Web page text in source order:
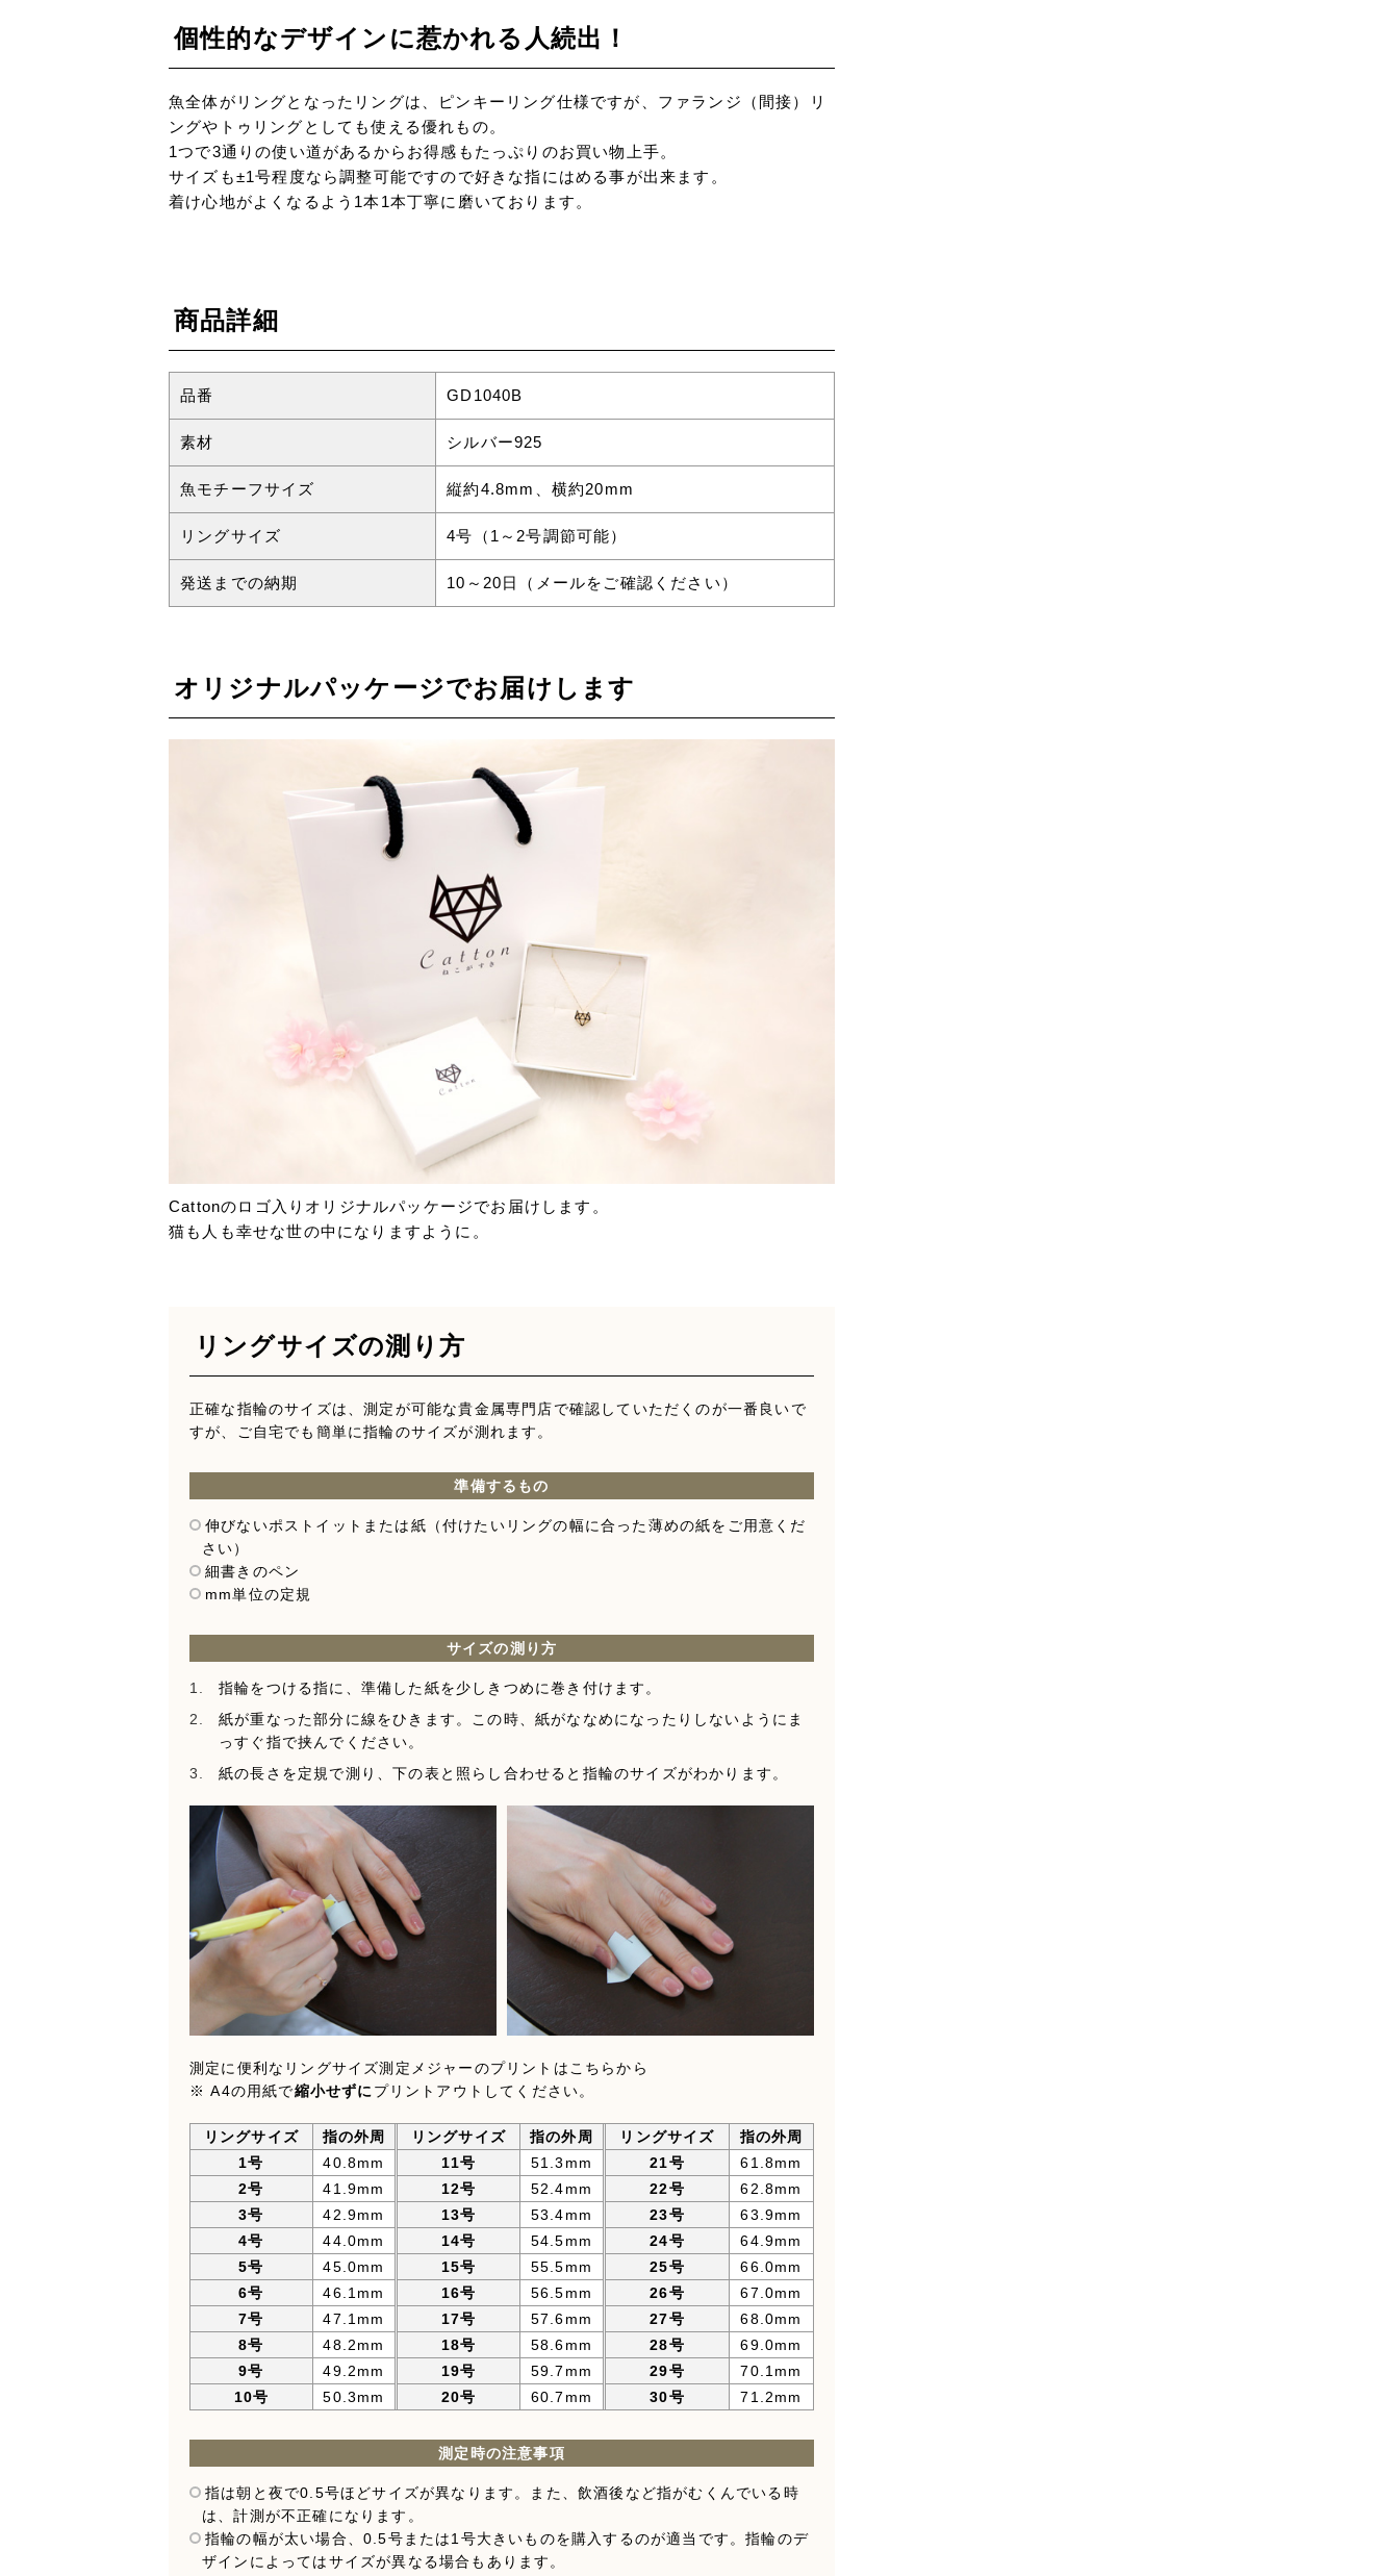
個性的なデザインに惹かれる人続出！
魚全体がリングとなったリングは、ピンキーリング仕様ですが、ファランジ（間接）リ
ングやトゥリングとしても使える優れもの。
1つで3通りの使い道があるからお得感もたっぷりのお買い物上手。
サイズも±1号程度なら調整可能ですので好きな指にはめる事が出来ます。
着け心地がよくなるよう1本1本丁寧に磨いております。
商品詳細
品番 GD1040B
素材 シルバー925
魚モチーフサイズ 縦約4.8mm、横約20mm
リングサイズ 4号（1～2号調節可能）
発送までの納期 10～20日（メールをご確認ください）
オリジナルパッケージでお届けします
Cattonのロゴ入りオリジナルパッケージでお届けします。
猫も人も幸せな世の中になりますように。
リングサイズの測り方
正確な指輪のサイズは、測定が可能な貴金属専門店で確認していただくのが一番良いで
すが、ご自宅でも簡単に指輪のサイズが測れます。
準備するもの
伸びないポストイットまたは紙（付けたいリングの幅に合った薄めの紙をご用意くだ
さい）
細書きのペン
mm単位の定規
サイズの測り方
指輪をつける指に、準備した紙を少しきつめに巻き付けます。
紙が重なった部分に線をひきます。この時、紙がななめになったりしないようにま
っすぐ指で挟んでください。
紙の長さを定規で測り、下の表と照らし合わせると指輪のサイズがわかります。
測定に便利なリングサイズ測定メジャーのプリントはこちらから
※ A4の用紙で縮小せずにプリントアウトしてください。
リングサイズ 指の外周 リングサイズ 指の外周 リングサイズ
指の外周
1号
40.8mm 11号 51.3mm 21号
61.8mm
2号
41.9mm 12号 52.4mm 22号
62.8mm
3号
42.9mm 13号 53.4mm 23号
63.9mm
4号
44.0mm 14号 54.5mm 24号
64.9mm
5号
45.0mm 15号 55.5mm 25号
66.0mm
6号
46.1mm 16号 56.5mm 26号
67.0mm
7号
47.1mm 17号 57.6mm 27号
68.0mm
8号
48.2mm 18号 58.6mm 28号
69.0mm
9号
49.2mm 19号 59.7mm 29号
70.1mm
10号
50.3mm 20号 60.7mm 30号 71.2mm
測定時の注意事項
指は朝と夜で0.5号ほどサイズが異なります。また、飲酒後など指がむくんでいる時
は、計測が不正確になります。
指輪の幅が太い場合、0.5号または1号大きいものを購入するのが適当です。指輪のデ
ザインによってはサイズが異なる場合もあります。